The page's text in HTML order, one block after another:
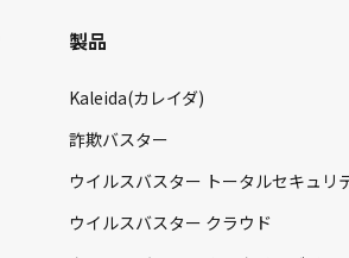
製品
Kaleida(カレイダ)
詐欺バスター
ウイルスバスター トータルセキュリ
ウイルスバスター クラウド